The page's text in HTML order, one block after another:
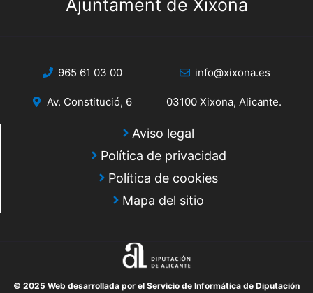
Ajuntament de Xixona
965 61 03 00 info@xixona.es
Av. Constitució, 6 03100 Xixona, Alicante.
Aviso legal
Política de privacidad
Política de cookies
Mapa del sitio
© 2025 Web desarrollada por el Servicio de Informática de Diputación